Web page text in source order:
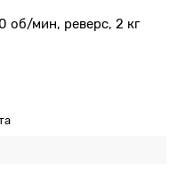
об/мин, реверс, 2 кг